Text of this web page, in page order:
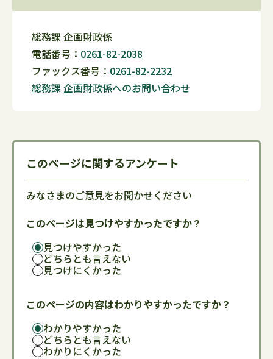
総務課 企画財政係
電話番号： 0261-82-2038
ファックス番号： 0261-82-2232
​​​​​​​総務課 企画財政係へのお問い合わせ
このページに関するアンケート
みなさまのご意見をお聞かせください
このページは見つけやすかったですか？
見つけやすかった
どちらとも言えない
見つけにくかった
このページの内容はわかりやすかったですか？
わかりやすかった
どちらとも言えない
わかりにくかった